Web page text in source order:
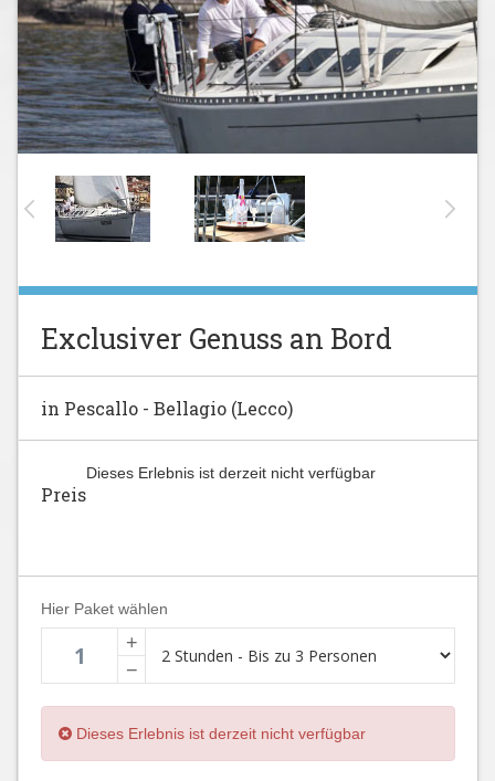
Exclusiver Genuss an Bord
in Pescallo - Bellagio (Lecco)
Dieses Erlebnis ist derzeit nicht verfügbar
Preis
Hier Paket wählen
+
−
Dieses Erlebnis ist derzeit nicht verfügbar